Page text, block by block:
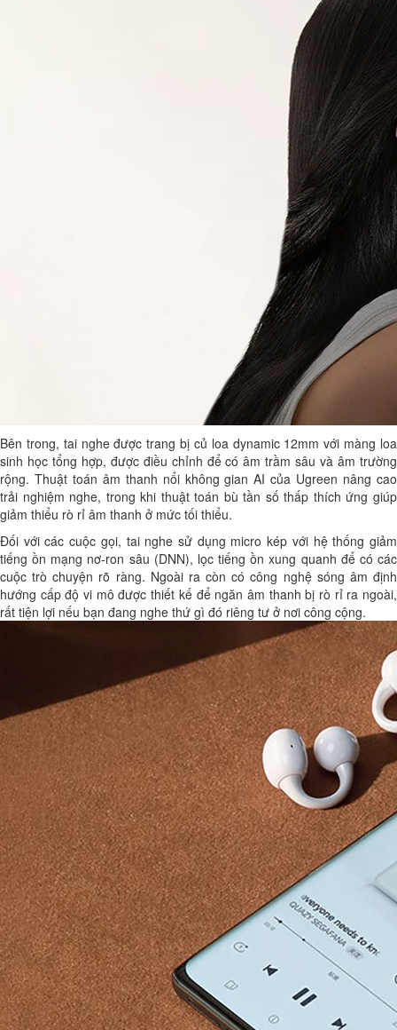
Bên trong, tai nghe được trang bị củ loa dynamic 12mm với màng loa
sinh học tổng hợp, được điều chỉnh để có âm trầm sâu và âm trường
rộng. Thuật toán âm thanh nổi không gian AI của Ugreen nâng cao
trải nghiệm nghe, trong khi thuật toán bù tần số thấp thích ứng giúp
giảm thiểu rò rỉ âm thanh ở mức tối thiểu.
Đối với các cuộc gọi, tai nghe sử dụng micro kép với hệ thống giảm
tiếng ồn mạng nơ-ron sâu (DNN), lọc tiếng ồn xung quanh để có các
cuộc trò chuyện rõ ràng. Ngoài ra còn có công nghệ sóng âm định
hướng cấp độ vi mô được thiết kế để ngăn âm thanh bị rò rỉ ra ngoài,
rất tiện lợi nếu bạn đang nghe thứ gì đó riêng tư ở nơi công cộng.